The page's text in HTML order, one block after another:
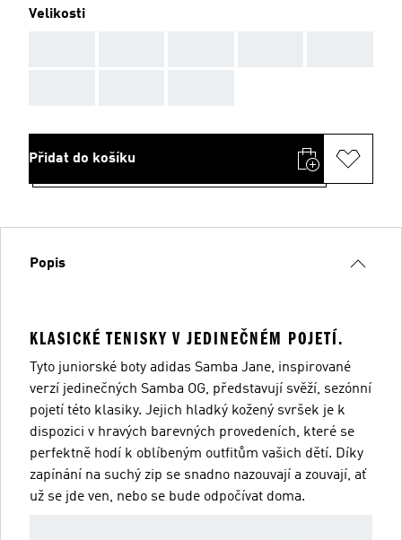
Velikosti
Přidat do košíku
Popis
KLASICKÉ TENISKY V JEDINEČNÉM POJETÍ.
Tyto juniorské boty adidas Samba Jane, inspirované
verzí jedinečných Samba OG, představují svěží, sezónní
pojetí této klasiky. Jejich hladký kožený svršek je k
dispozici v hravých barevných provedeních, které se
perfektně hodí k oblíbeným outfitům vašich dětí. Díky
zapínání na suchý zip se snadno nazouvají a zouvají, ať
už se jde ven, nebo se bude odpočívat doma.